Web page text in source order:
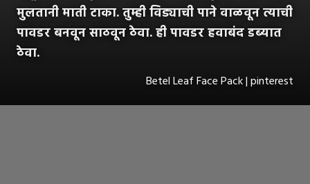
मुलतानी माती टाका. तुम्ही विड्याची पाने वाळवून त्याची
पावडर बनवून साठवून ठेवा. ही पावडर हवाबंद डब्यात
ठेवा.
Betel Leaf Face Pack | pinterest